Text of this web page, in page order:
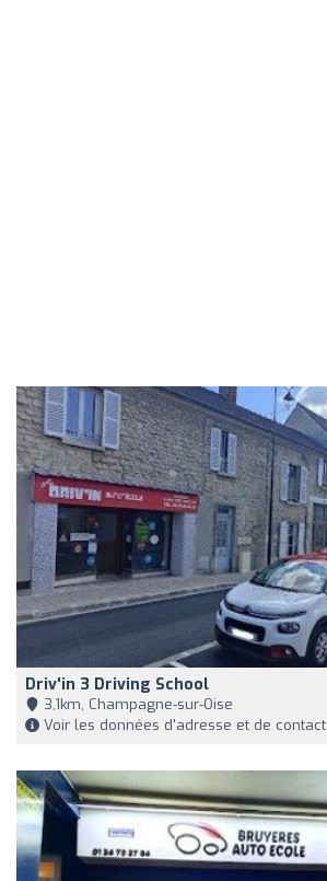
Driv'in 3 Driving School
3,1km, Champagne-sur-Oise
Voir les données d'adresse et de contact